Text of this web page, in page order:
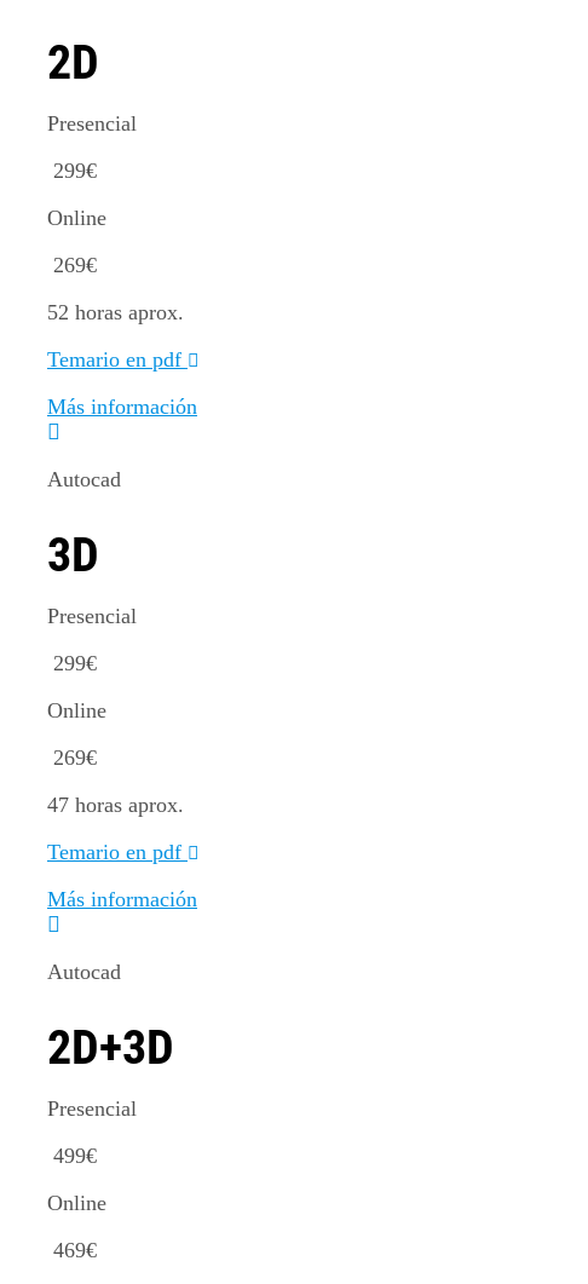
2D
Presencial
299€
Online
269€
52 horas aprox.
Temario en pdf
Más información
Autocad
3D
Presencial
299€
Online
269€
47 horas aprox.
Temario en pdf
Más información
Autocad
2D+3D
Presencial
499€
Online
469€